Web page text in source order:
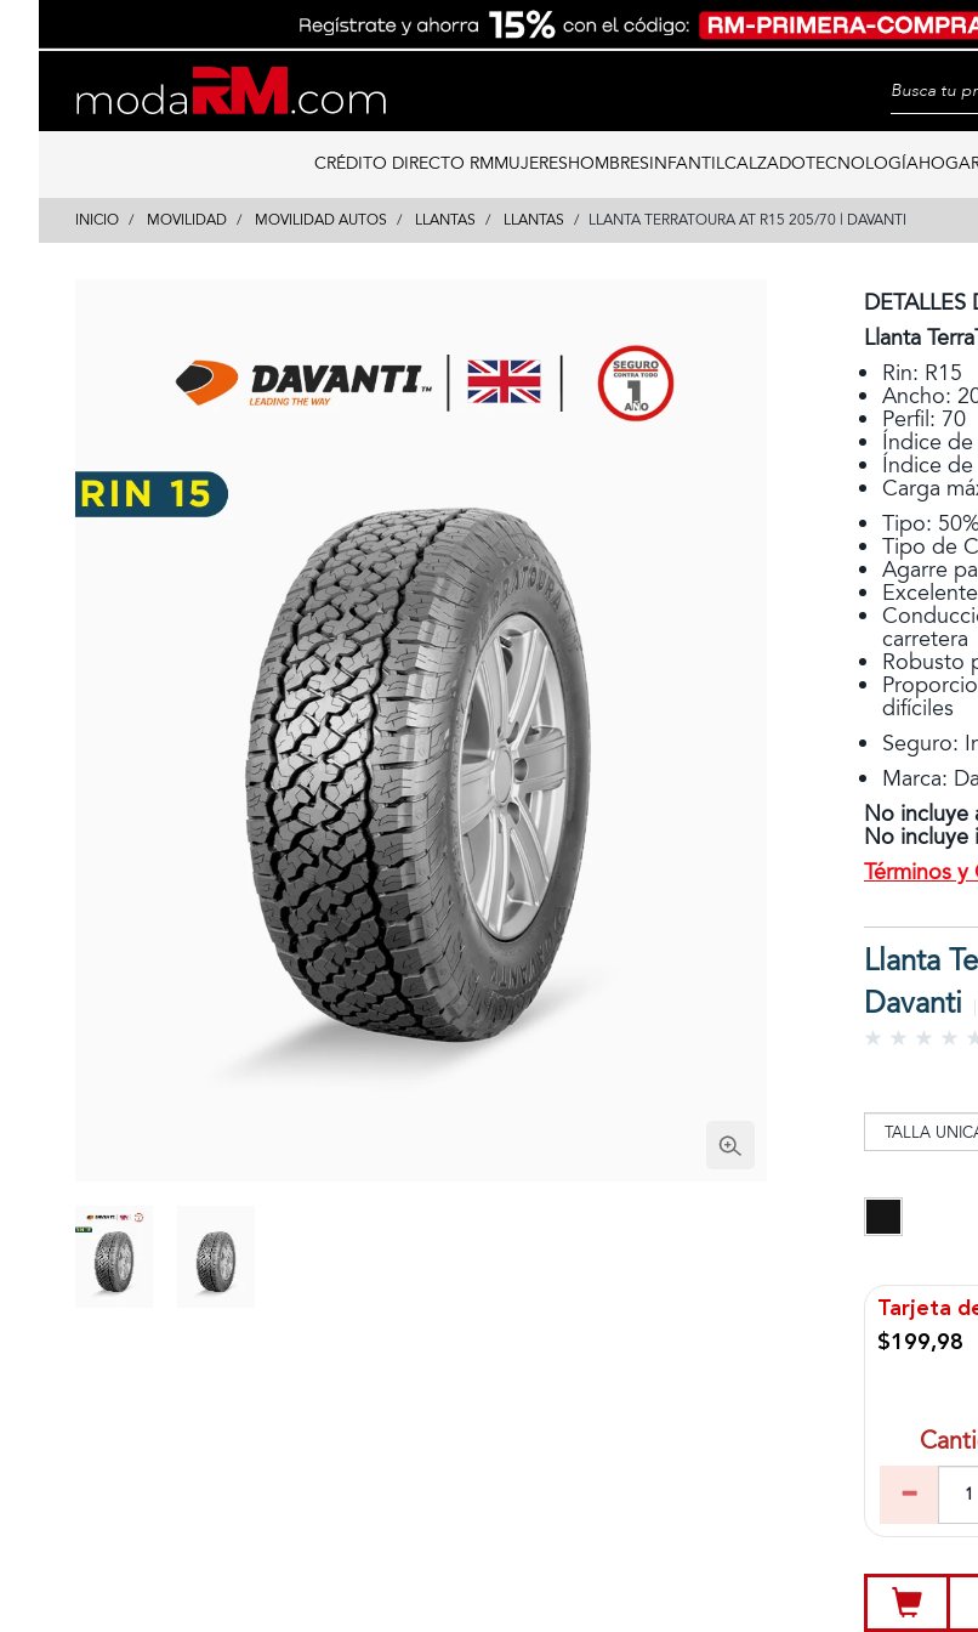
content
navigation
CRÉDITO DIRECTO RMMUJERESHOMBRESINFANTILCALZADOTECNOLOGÍA
INICIO MOVILIDAD MOVILIDAD AUTOS LLANTAS LLANTAS LLANTA TERRATOURA AT R15 205/70 | DAVANTI
DETALLES
Llanta
Rin: R15
Ancho:
Perfil: 70
Índice
Índice
Carga
Tipo:
Tipo de
Agarre
carretera
Robusto
difíciles
Seguro:
Marca:
No incluye
No incluye
Términos
Llanta
Davanti
Tarjeta
$199,98